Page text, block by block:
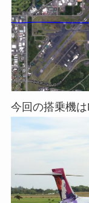
今回の搭乗機は